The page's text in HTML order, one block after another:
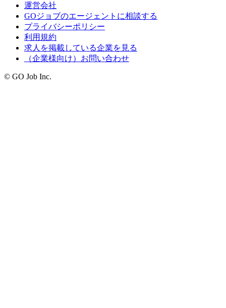
運営会社
GOジョブのエージェントに相談する
プライバシーポリシー
利用規約
求人を掲載している企業を見る
（企業様向け）お問い合わせ
© GO Job Inc.